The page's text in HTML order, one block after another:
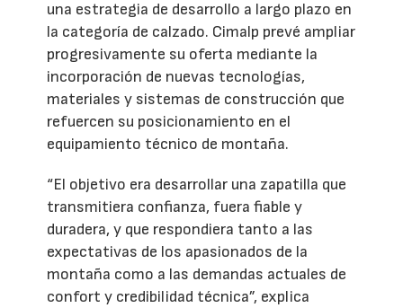
una estrategia de desarrollo a largo plazo en
la categoría de calzado. Cimalp prevé ampliar
progresivamente su oferta mediante la
incorporación de nuevas tecnologías,
materiales y sistemas de construcción que
refuercen su posicionamiento en el
equipamiento técnico de montaña.
“El objetivo era desarrollar una zapatilla que
transmitiera confianza, fuera fiable y
duradera, y que respondiera tanto a las
expectativas de los apasionados de la
montaña como a las demandas actuales de
confort y credibilidad técnica”, explica